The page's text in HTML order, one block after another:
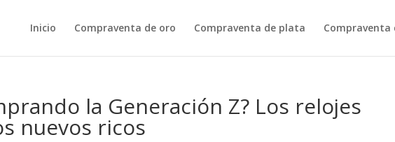
Inicio Compraventa de oro Compraventa de plata Compraventa
la Generación Z? Los relojes
nuevos ricos